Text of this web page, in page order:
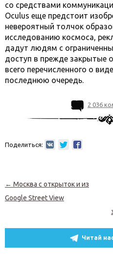
со средствами
Oculus еще предстоит
невероятный толчок
исследованию космоса,
дадут людям с
доступ в прежде закрытые
всего перечисленного о
последнюю очередь.
2 036
Поделиться:
Навигация по записям
← Москва с открыток и из
Google Street View
Читай